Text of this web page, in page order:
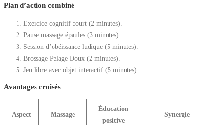
Plan d’action combiné
Exercice cognitif court (2 minutes).
Pause massage épaules (3 minutes).
Session d’obéissance ludique (5 minutes).
Brossage Pelage Doux (2 minutes).
Jeu libre avec objet interactif (5 minutes).
Avantages croisés
Aspect Massage
Éducation
positive
Synergie